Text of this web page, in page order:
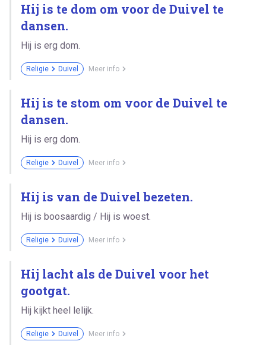
Hij is te dom om voor de Duivel te
dansen.
Hij is erg dom.
Religie Duivel Meer info
Hij is te stom om voor de Duivel te
dansen.
Hij is erg dom.
Religie Duivel Meer info
Hij is van de Duivel bezeten.
Hij is boosaardig / Hij is woest.
Religie Duivel Meer info
Hij lacht als de Duivel voor het
gootgat.
Hij kijkt heel lelijk.
Religie Duivel Meer info